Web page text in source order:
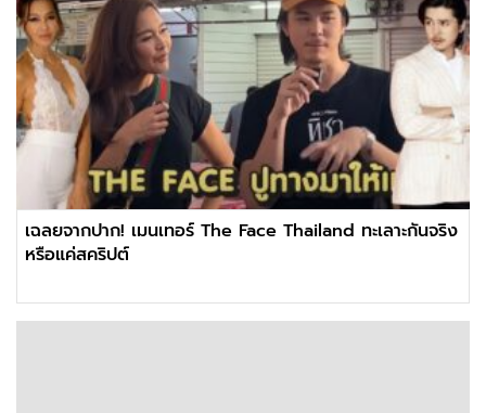
เฉลยจากปาก! เมนเทอร์ The Face Thailand ทะเลาะกันจริง
หรือแค่สคริปต์